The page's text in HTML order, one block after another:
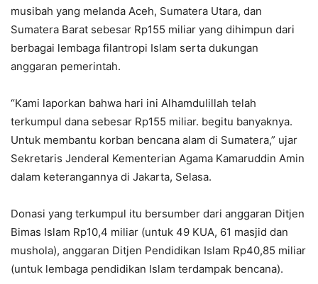
musibah yang melanda Aceh, Sumatera Utara, dan
Sumatera Barat sebesar Rp155 miliar yang dihimpun dari
berbagai lembaga filantropi Islam serta dukungan
anggaran pemerintah.
“Kami laporkan bahwa hari ini Alhamdulillah telah
terkumpul dana sebesar Rp155 miliar. begitu banyaknya.
Untuk membantu korban bencana alam di Sumatera,” ujar
Sekretaris Jenderal Kementerian Agama Kamaruddin Amin
dalam keterangannya di Jakarta, Selasa.
Donasi yang terkumpul itu bersumber dari anggaran Ditjen
Bimas Islam Rp10,4 miliar (untuk 49 KUA, 61 masjid dan
mushola), anggaran Ditjen Pendidikan Islam Rp40,85 miliar
(untuk lembaga pendidikan Islam terdampak bencana).